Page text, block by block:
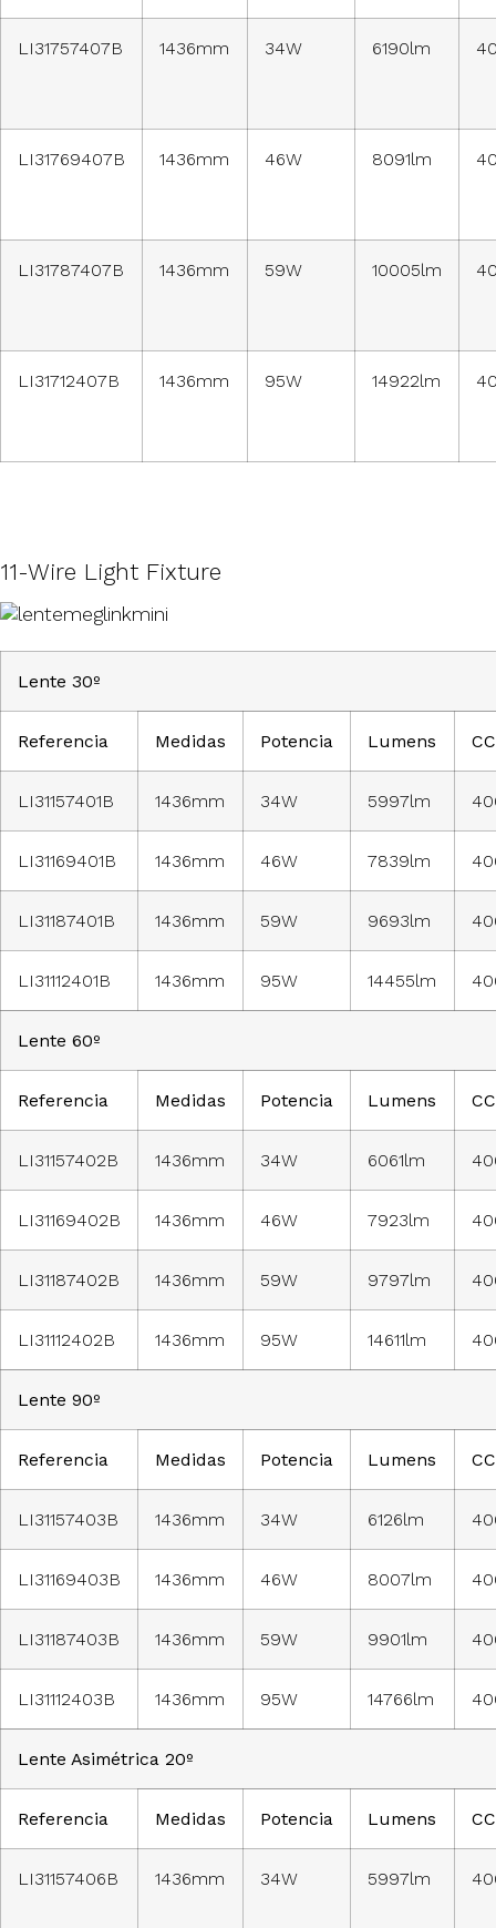
LI31757407B 1436mm 34W 6190lm
LI31769407B 1436mm 46W 8091lm
LI31787407B 1436mm 59W 10005lm
LI31712407B 1436mm 95W 14922lm
11-Wire Light Fixture
Lente 30º
Referencia Medidas Potencia Lumens
LI31157401B 1436mm 34W 5997lm
LI31169401B 1436mm 46W 7839lm
LI31187401B 1436mm 59W 9693lm
LI31112401B 1436mm 95W 14455lm
Lente 60º
Referencia Medidas Potencia Lumens
LI31157402B 1436mm 34W 6061lm
LI31169402B 1436mm 46W 7923lm
LI31187402B 1436mm 59W 9797lm
LI31112402B 1436mm 95W 14611lm
Lente 90º
Referencia Medidas Potencia Lumens
LI31157403B 1436mm 34W 6126lm
LI31169403B 1436mm 46W 8007lm
LI31187403B 1436mm 59W 9901lm
LI31112403B 1436mm 95W 14766lm
Lente Asimétrica 20º
Referencia Medidas Potencia Lumens
LI31157406B 1436mm 34W 5997lm